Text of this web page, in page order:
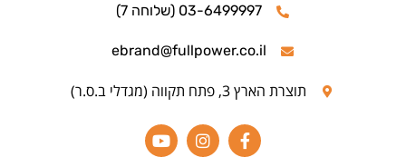
03-6499997 (שלוחה 7)
ebrand@fullpower.co.il
תוצרת הארץ 3, פתח תקווה (מגדלי ב.ס.ר)